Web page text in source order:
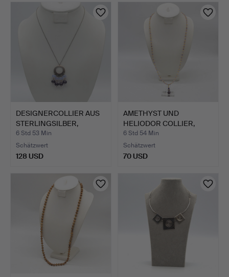
DESIGNERCOLLIER AUS
STERLINGSILBER,
VIOLET…
6 Std 53 Min
Schätzwert
128 USD
AMETHYST UND
HELIODOR COLLIER,
VERSCHLUSS …
6 Std 54 Min
Schätzwert
70 USD